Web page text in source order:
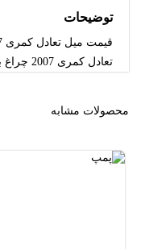
توضیحات
تعادل کمری 2007 چراغ برق,
محصولات مشابه